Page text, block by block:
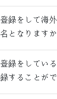
録をして海
となります
録をしてい
することが